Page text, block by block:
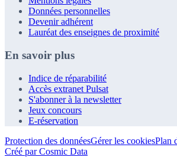
Données personnelles
Devenir adhérent
Lauréat des enseignes de proximité
En savoir plus
Indice de réparabilité
Accès extranet Pulsat
S'abonner à la newsletter
Jeux concours
E-réservation
Protection des donnéesGérer les cookiesPlan
Créé par Cosmic Data